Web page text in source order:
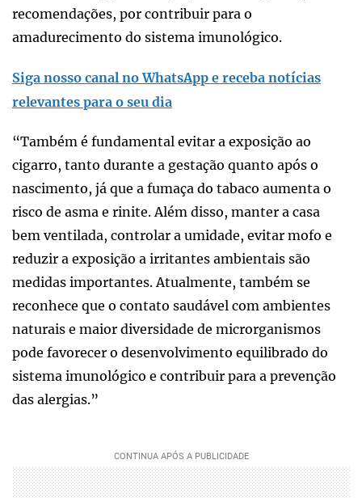
recomendações, por contribuir para o
amadurecimento do sistema imunológico.
Siga nosso canal no WhatsApp e receba notícias
relevantes para o seu dia
“Também é fundamental evitar a exposição ao
cigarro, tanto durante a gestação quanto após o
nascimento, já que a fumaça do tabaco aumenta o
risco de asma e rinite. Além disso, manter a casa
bem ventilada, controlar a umidade, evitar mofo e
reduzir a exposição a irritantes ambientais são
medidas importantes. Atualmente, também se
reconhece que o contato saudável com ambientes
naturais e maior diversidade de microrganismos
pode favorecer o desenvolvimento equilibrado do
sistema imunológico e contribuir para a prevenção
das alergias.”